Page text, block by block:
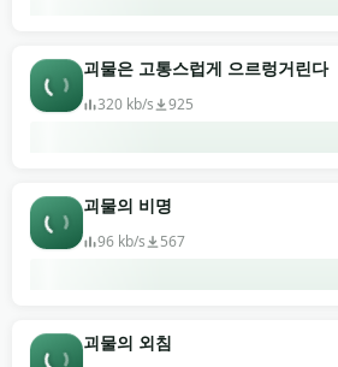
괴물은 고통스럽게 으르렁거린다
320 kb/s 925
괴물의 비명
96 kb/s 567
괴물의 외침